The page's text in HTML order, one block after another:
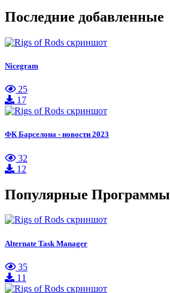
Последние добавленные
Nicegram
25
17
ФК Барселона - новости 2023
32
12
Популярные Программы
Alternate Task Manager
35
11